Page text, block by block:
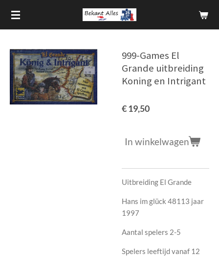
Ga
direct
hoofdinhoud
999-Games El
Grande uitbreiding
Koning en Intrigant
€ 19,50
In winkelwagen
Uitbreiding El Grande
Hans im glück 48113 jaar
1997
Aantal spelers 2-5
Spelers leeftijd vanaf 12